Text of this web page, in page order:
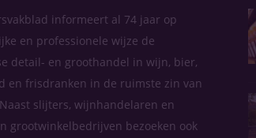
informeert al 74 jaar op
en professionele wijze de
detail- en groothandel in wijn, bier,
en frisdranken in de ruimste zin van
slijters, wijnhandelaren en
grootwinkelbedrijven bezoeken ook